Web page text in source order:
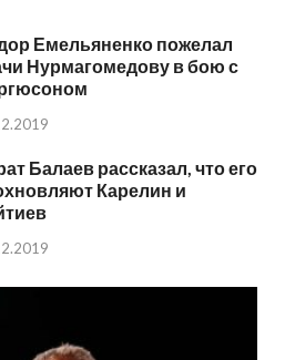
Емельяненко пожелал
Нурмагомедову в бою с
Балаев рассказал, что его
Карелин и